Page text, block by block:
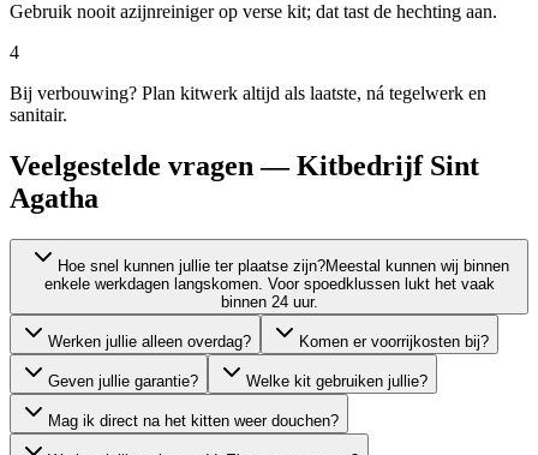
Gebruik nooit azijnreiniger op verse kit; dat tast de hechting aan.
4
Bij verbouwing? Plan kitwerk altijd als laatste, ná tegelwerk en
sanitair.
Veelgestelde vragen — Kitbedrijf Sint
Agatha
Hoe snel kunnen jullie ter plaatse zijn?Meestal kunnen wij binnen
enkele werkdagen langskomen. Voor spoedklussen lukt het vaak
binnen 24 uur.
Werken jullie alleen overdag? Komen er voorrijkosten bij?
Geven jullie garantie? Welke kit gebruiken jullie?
Mag ik direct na het kitten weer douchen?